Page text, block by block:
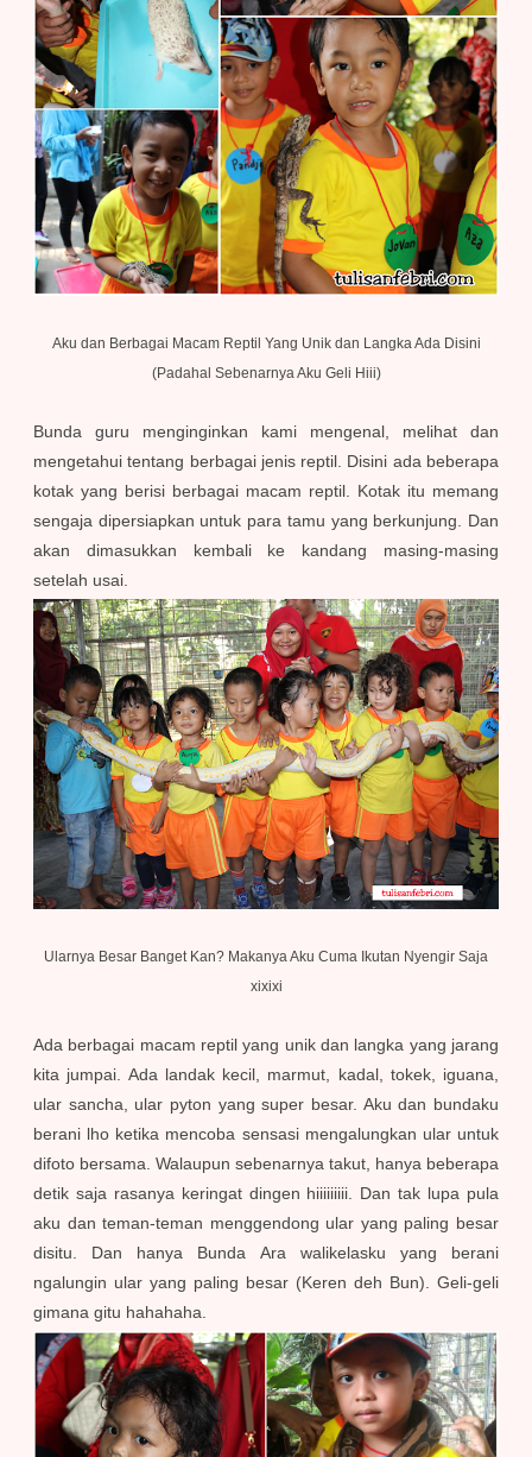
Aku dan Berbagai Macam Reptil Yang Unik dan Langka Ada Disini
(Padahal Sebenarnya Aku Geli Hiii)
Bunda guru menginginkan kami mengenal, melihat dan
mengetahui tentang berbagai jenis reptil. Disini ada beberapa
kotak yang berisi berbagai macam reptil. Kotak itu memang
sengaja dipersiapkan untuk para tamu yang berkunjung. Dan
akan dimasukkan kembali ke kandang masing-masing
setelah usai.
Ularnya Besar Banget Kan? Makanya Aku Cuma Ikutan Nyengir Saja
xixixi
Ada berbagai macam reptil yang unik dan langka yang jarang
kita jumpai. Ada landak kecil, marmut, kadal, tokek, iguana,
ular sancha, ular pyton yang super besar. Aku dan bundaku
berani lho ketika mencoba sensasi mengalungkan ular untuk
difoto bersama. Walaupun sebenarnya takut, hanya beberapa
detik saja rasanya keringat dingen hiiiiiiiii. Dan tak lupa pula
aku dan teman-teman menggendong ular yang paling besar
disitu. Dan hanya Bunda Ara walikelasku yang berani
ngalungin ular yang paling besar (Keren deh Bun). Geli-geli
gimana gitu hahahaha.